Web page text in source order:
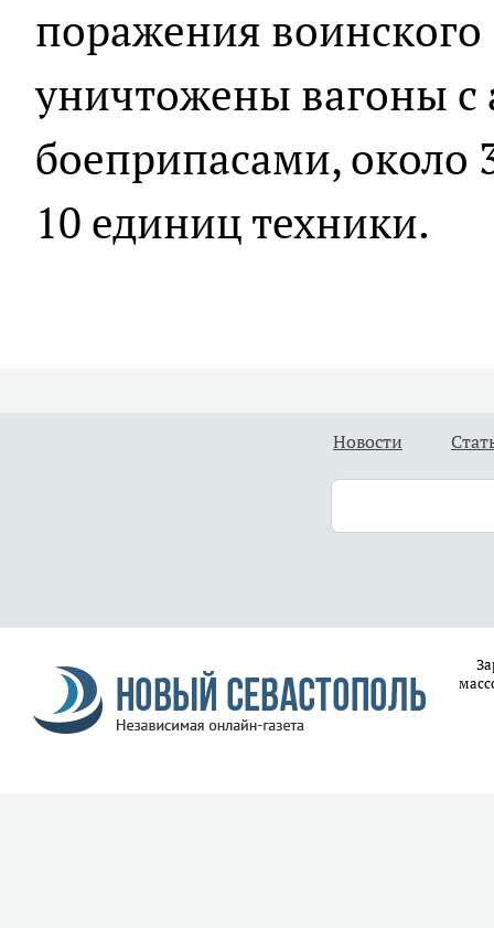
поражения
уничтожены вагоны
боеприпасами, около
10 единиц техники.
Новости